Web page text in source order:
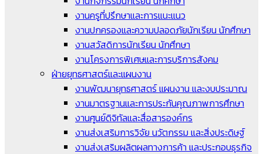
งานครูที่ปรึกษาและการแนะแนว
งานปกครองและความปลอดภัยนักเรียน นักศึกษา
งานสวัสดิการนักเรียน นักศึกษา
งานโครงการพิเศษและการบริการสังคม
ฝ่ายยุทธศาสตร์และแผนงาน
งานพัฒนายุทธศาสตร์ แผนงาน และงบประมาณ
งานมาตรฐานและการประกันคุณภาพการศึกษา
งานศูนย์ดิจิทัลและสื่อสารองค์กร
งานส่งเสริมการวิจัย นวัตกรรม และสิ่งประดิษฐ์
งานส่งเสริมผลิตผลทางการค้า และประกอบธุรกิจ